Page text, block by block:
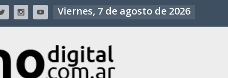
Viernes, 7 de agosto de 2026